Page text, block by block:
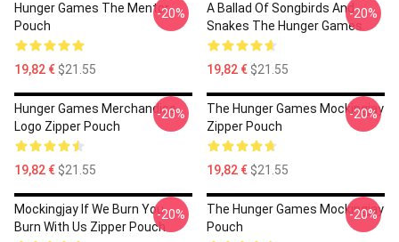
Hunger Games The Mentor
Pouch
19,82 €$21.55
-20%
A Ballad Of Songbirds And
Snakes The Hunger Games
19,82 €$21.55
-20%
Hunger Games Merchandise
Logo Zipper Pouch
19,82 €$21.55
-20%
The Hunger Games Mockingjay
Zipper Pouch
19,82 €$21.55
-20%
Mockingjay If We Burn You
Burn With Us Zipper Pouch
-20%
The Hunger Games Mockingjay
Pouch
-20%